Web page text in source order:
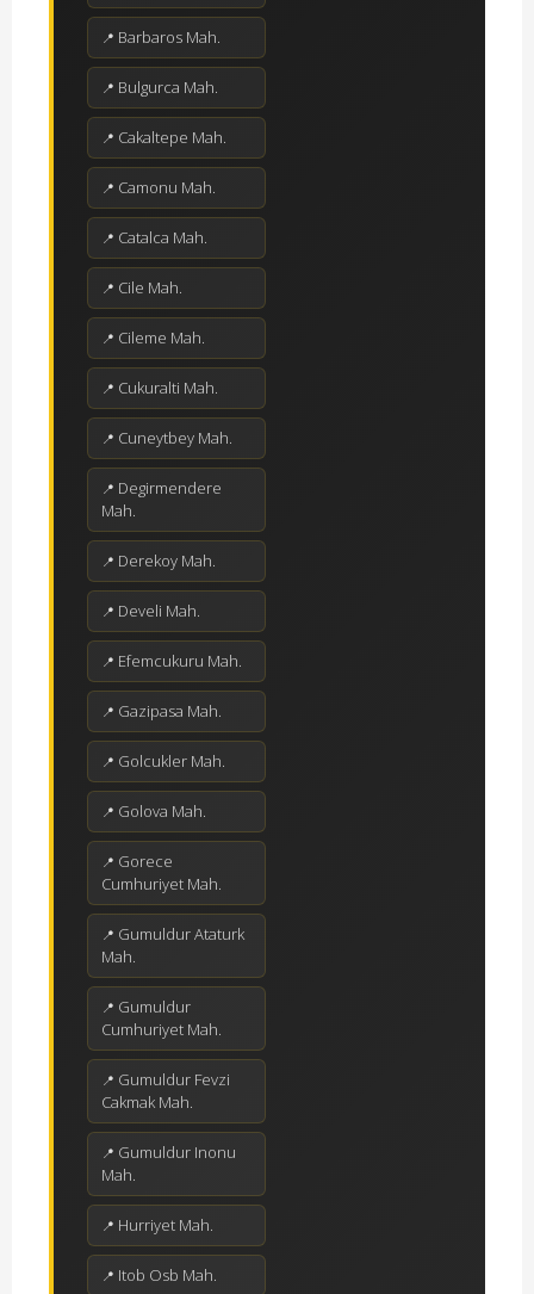
Barbaros Mah.
Bulgurca Mah.
Cakaltepe Mah.
Camonu Mah.
Catalca Mah.
Cile Mah.
Cileme Mah.
Cukuralti Mah.
Cuneytbey Mah.
Degirmendere
Mah.
Derekoy Mah.
Develi Mah.
Efemcukuru Mah.
Gazipasa Mah.
Golcukler Mah.
Golova Mah.
Gorece
Cumhuriyet Mah.
Gumuldur Ataturk
Mah.
Gumuldur
Cumhuriyet Mah.
Gumuldur Fevzi
Cakmak Mah.
Gumuldur Inonu
Mah.
Hurriyet Mah.
Itob Osb Mah.